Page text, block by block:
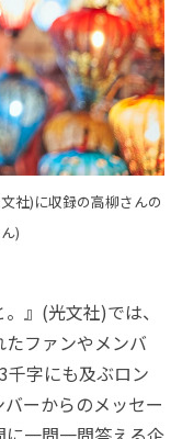
社)に収録の高柳さんの
)
』(光文社)では、
ファンやメンバ
千字にも及ぶロン
ーからのメッセー